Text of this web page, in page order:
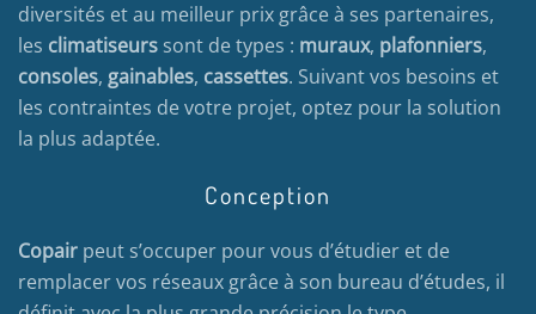
diversités et au meilleur prix grâce à ses partenaires,
les climatiseurs sont de types : muraux, plafonniers,
consoles, gainables, cassettes. Suivant vos besoins et
les contraintes de votre projet, optez pour la solution
la plus adaptée.
Conception
Copair peut s’occuper pour vous d’étudier et de
remplacer vos réseaux grâce à son bureau d’études, il